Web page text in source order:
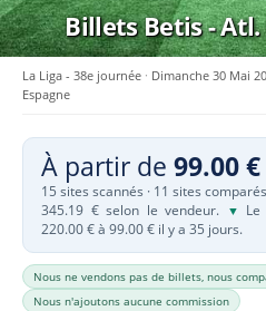
Billets Betis -
La Liga - 38e journée Dimanche 30 Mai
Espagne
À partir de 99.00 €
15 sites scannés · 11 sites
345.19 € selon le vendeur.
▼
220.00 € à 99.00 € il y a 35 jours.
Nous ne vendons pas de billets, nous
Nous n'ajoutons aucune commission